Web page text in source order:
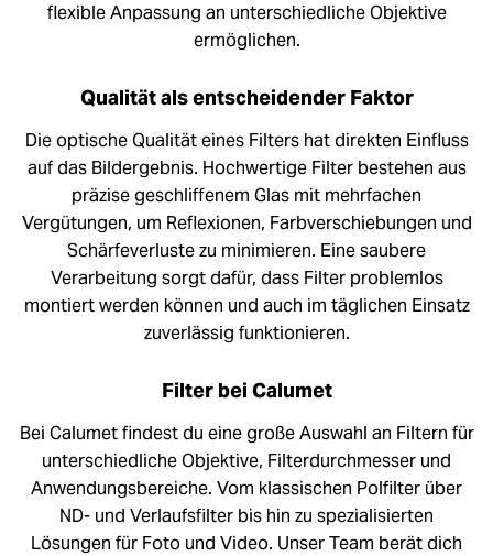
flexible Anpassung an unterschiedliche Objektive
ermöglichen.
Qualität als entscheidender Faktor
Die optische Qualität eines Filters hat direkten Einfluss
auf das Bildergebnis. Hochwertige Filter bestehen aus
präzise geschliffenem Glas mit mehrfachen
Vergütungen, um Reflexionen, Farbverschiebungen und
Schärfeverluste zu minimieren. Eine saubere
Verarbeitung sorgt dafür, dass Filter problemlos
montiert werden können und auch im täglichen Einsatz
zuverlässig funktionieren.
Filter bei Calumet
Bei Calumet findest du eine große Auswahl an Filtern für
unterschiedliche Objektive, Filterdurchmesser und
Anwendungsbereiche. Vom klassischen Polfilter über
ND- und Verlaufsfilter bis hin zu spezialisierten
Lösungen für Foto und Video. Unser Team berät dich